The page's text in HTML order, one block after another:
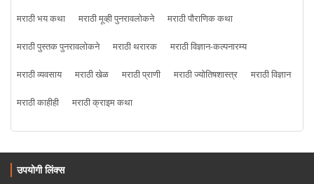
मराठी भय कथा
मराठी मूव्ही पुनरावलोकने
मराठी पौराणिक कथा
मराठी पुस्तक पुनरावलोकने
मराठी थरारक
मराठी विज्ञान-कल्पनारम्य
मराठी व्यवसाय
मराठी खेळ मराठी प्राणी मराठी ज्योतिषशास्त्र
मराठी विज्ञान
मराठी काहीही
मराठी क्राइम कथा
उपयोगी लिंक्स